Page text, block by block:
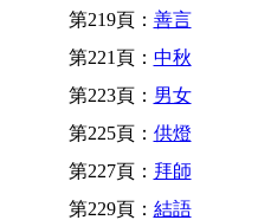
第219頁： 善言
第221頁： 中秋
第223頁： 男女
第225頁： 供燈
第227頁： 拜師
第229頁： 結語